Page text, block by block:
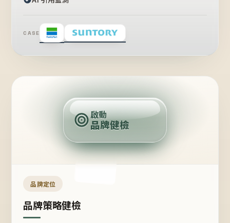
CASE
定
位
點
啟動
品牌健檢
品牌定位
品牌策略健檢